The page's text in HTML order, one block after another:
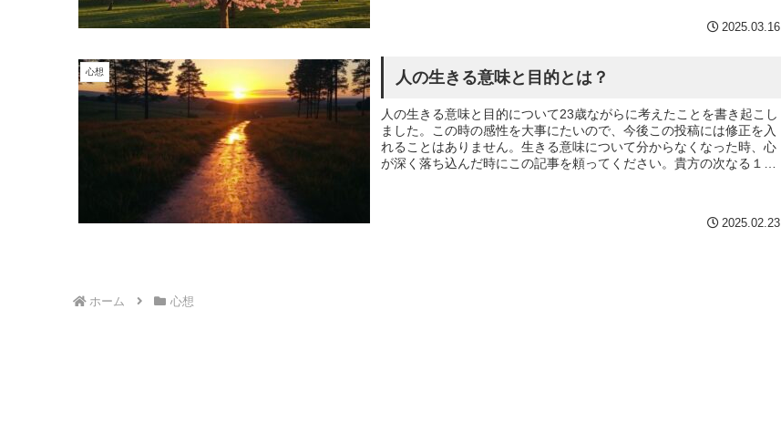
2025.03.16
心想 人の生きる意味と目的とは？
人の生きる意味と目的について23歳ながらに考えたことを書き起こし
ました。この時の感性を大事にたいので、今後この投稿には修正を入
れることはありません。生きる意味について分からなくなった時、心
が深く落ち込んだ時にこの記事を頼ってください。貴方の次なる１歩
2025.02.23
ホーム 心想